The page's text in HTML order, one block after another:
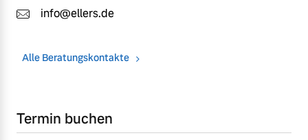
info@ellers.de
Alle Beratungskontakte
Termin buchen